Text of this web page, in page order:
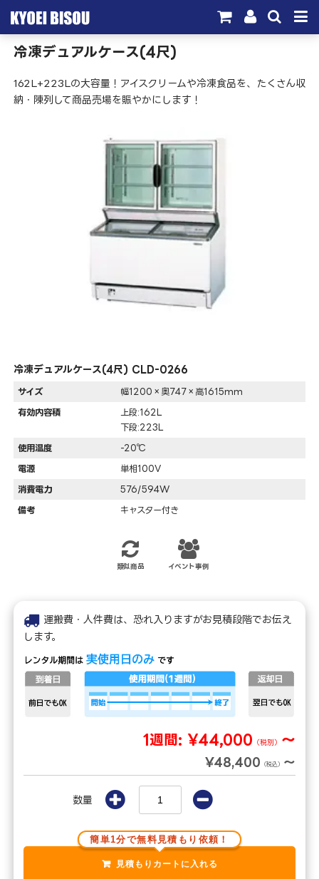
サービス
取引実績
冷凍デュアルケース(4尺)
162L+223Lの大容量！アイスクリームや冷凍食品を、たくさん収
納・陳列して商品売場を賑やかにします！
冷凍デュアルケース(4尺) CLD-0266
サイズ 幅1200×奥747×高1615mm
有効内容積
上段:162L
下段:223L
使用温度 -20℃
電源 単相100V
消費電力 576/594W
備考 キャスター付き
類似商品 イベント事例
運搬費・人件費は、恐れ入りますがお見積段階でお伝え
します。
1週間: ¥44,000 （税別） ～
¥48,400 （税込） ～
数量
簡単1分で無料見積もり依頼！